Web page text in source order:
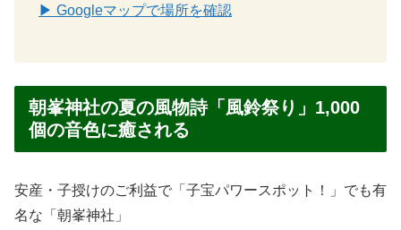
▶ Googleマップで場所を確認
朝峯神社の夏の風物詩「風鈴祭り」1,000
個の音色に癒される
安産・子授けのご利益で「子宝パワースポット！」でも有
名な「朝峯神社」